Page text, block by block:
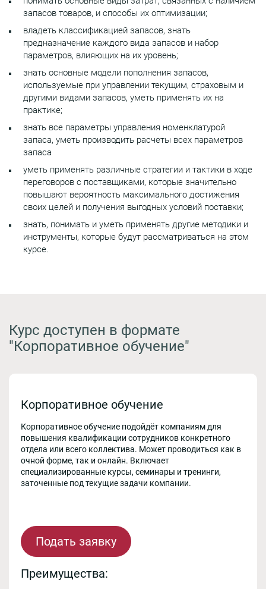
запасов товаров, и способы их оптимизации;
владеть классификацией запасов, знать
предназначение каждого вида запасов и набор
параметров, влияющих на их уровень;
знать основные модели пополнения запасов,
используемые при управлении текущим, страховым и
другими видами запасов, уметь применять их на
практике;
знать все параметры управления номенклатурой
запаса, уметь производить расчеты всех параметров
запаса
уметь применять различные стратегии и тактики в ходе
переговоров с поставщиками, которые значительно
повышают вероятность максимального достижения
своих целей и получения выгодных условий поставки;
знать, понимать и уметь применять другие методики и
инструменты, которые будут рассматриваться на этом
курсе.
Курс доступен в формате
"Корпоративное обучение"
Корпоративное обучение
Корпоративное обучение подойдёт компаниям для
повышения квалификации сотрудников конкретного
отдела или всего коллектива. Может проводиться как в
очной форме, так и онлайн. Включает
специализированные курсы, семинары и тренинги,
заточенные под текущие задачи компании.
Подать заявку
Преимущества: